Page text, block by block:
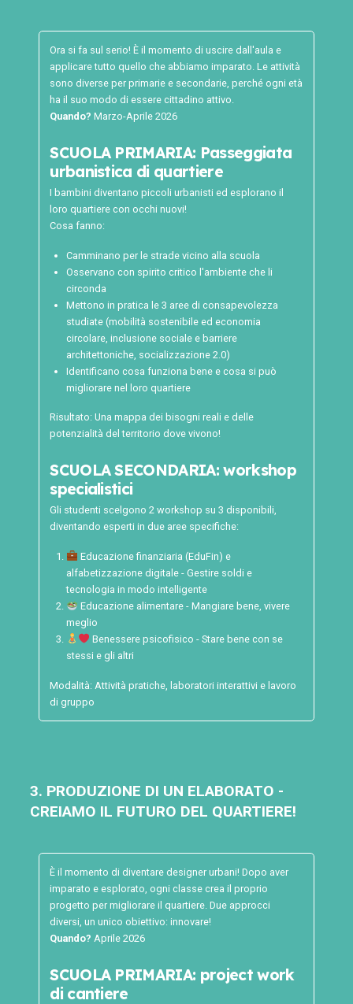
Ora si fa sul serio! È il momento di uscire dall'aula e
applicare tutto quello che abbiamo imparato. Le attività
sono diverse per primarie e secondarie, perché ogni età
ha il suo modo di essere cittadino attivo.
Quando?Marzo-Aprile 2026
SCUOLA PRIMARIA: Passeggiata
urbanistica di quartiere
I bambini diventano piccoli urbanisti ed esplorano il
loro quartiere con occhi nuovi!
Cosa fanno:
Camminano per le strade vicino alla scuola
Osservano con spirito critico l'ambiente che li
circonda
Mettono in pratica le 3 aree di consapevolezza
studiate (mobilità sostenibile ed economia
circolare, inclusione sociale e barriere
architettoniche, socializzazione 2.0)
Identificano cosa funziona bene e cosa si può
migliorare nel loro quartiere
Risultato: Una mappa dei bisogni reali e delle
potenzialità del territorio dove vivono!
SCUOLA SECONDARIA: workshop
specialistici
Gli studenti scelgono 2 workshop su 3 disponibili,
diventando esperti in due aree specifiche:
Educazione finanziaria (EduFin) e
alfabetizzazione digitale - Gestire soldi e
tecnologia in modo intelligente
Educazione alimentare - Mangiare bene, vivere
meglio
Benessere psicofisico - Stare bene con se
stessi e gli altri
Modalità: Attività pratiche, laboratori interattivi e lavoro
di gruppo
3. PRODUZIONE DI UN ELABORATO -
CREIAMO IL FUTURO DEL QUARTIERE!
È il momento di diventare designer urbani! Dopo aver
imparato e esplorato, ogni classe crea il proprio
progetto per migliorare il quartiere. Due approcci
diversi, un unico obiettivo: innovare!
Quando? Aprile 2026
SCUOLA PRIMARIA: project work
di cantiere